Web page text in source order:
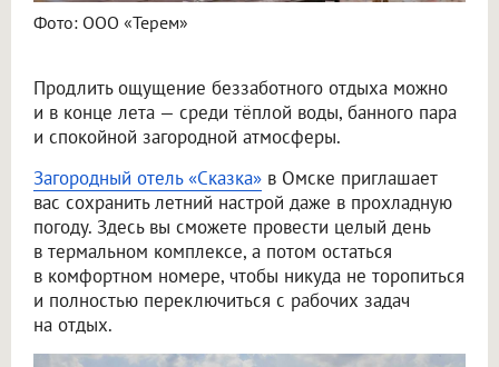
Фото: ООО «Терем»
Продлить ощущение беззаботного отдыха можно
и в конце лета — среди тёплой воды, банного пара
и спокойной загородной атмосферы.
Загородный отель «Сказка» в Омске приглашает
вас сохранить летний настрой даже в прохладную
погоду. Здесь вы сможете провести целый день
в термальном комплексе, а потом остаться
в комфортном номере, чтобы никуда не торопиться
и полностью переключиться с рабочих задач
на отдых.